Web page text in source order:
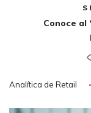
Conoce al
Analítica de Retail